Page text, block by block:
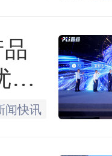
玺湾对面）
化
闻快讯